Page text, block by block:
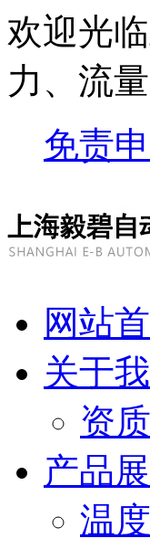
欢迎光
力、流
免责
网站
关于
资
产品
温